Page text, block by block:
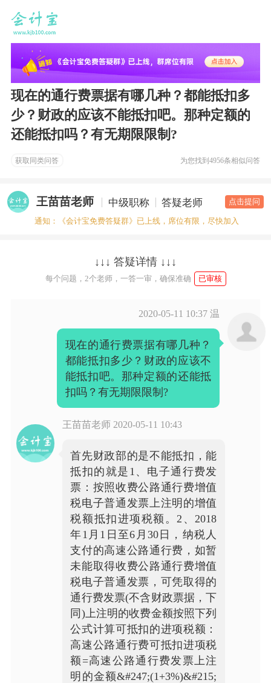
现在的通行费票据有哪几种？都能抵扣多
少？财政的应该不能抵扣吧。那种定额的
还能抵扣吗？有无期限限制?
获取同类问答 为您找到4956条相似问答
王苗苗老师 中级职称 答疑老师 点击提问
通知：《会计宝免费答疑群》已上线，席位有限，尽快加入
↓↓↓ 答疑详情 ↓↓↓
每个问题，2个老师，一答一审，确保准确 已审核
2020-05-11 10:37 温
现在的通行费票据有哪几种？
都能抵扣多少？财政的应该不
能抵扣吧。那种定额的还能抵
扣吗？有无期限限制?
王苗苗老师 2020-05-11 10:43
首先财政部的是不能抵扣，能
抵扣的就是1、电子通行费发
票：按照收费公路通行费增值
税电子普通发票上注明的增值
税额抵扣进项税额。2、2018
年1月1日至6月30日，纳税人
支付的高速公路通行费，如暂
未能取得收费公路通行费增值
税电子普通发票，可凭取得的
通行费发票(不含财政票据，下
同)上注明的收费金额按照下列
公式计算可抵扣的进项税额：
高速公路通行费可抵扣进项税
额=高速公路通行费发票上注
明的金额&#247;(1+3%)&#215;